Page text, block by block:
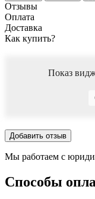
Отзывы
Оплата
Доставка
Как купить?
Показ
Добавить отзыв
Мы работаем с
Способы